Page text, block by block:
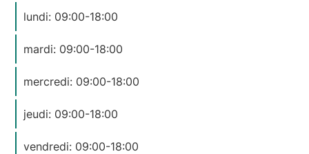
lundi: 09:00-18:00
mardi: 09:00-18:00
mercredi: 09:00-18:00
jeudi: 09:00-18:00
vendredi: 09:00-18:00